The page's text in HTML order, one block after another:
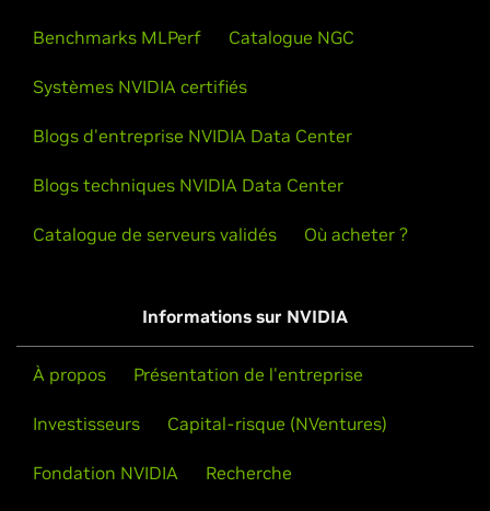
Benchmarks MLPerf Catalogue NGC
Systèmes NVIDIA certifiés
Blogs d'entreprise NVIDIA Data Center
Blogs techniques NVIDIA Data Center
Catalogue de serveurs validés Où acheter ?
Informations sur NVIDIA
À propos Présentation de l'entreprise
Investisseurs Capital-risque (NVentures)
Fondation NVIDIA Recherche